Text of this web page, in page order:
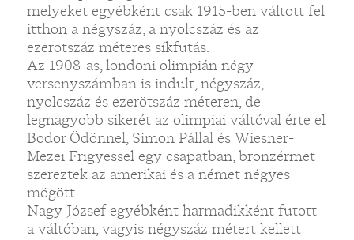
melyeket egyébként csak 1915-ben váltott fel
itthon a négyszáz, a nyolcszáz és az
ezerötszáz méteres síkfutás.
Az 1908-as, londoni olimpián négy
versenyszámban is indult, négyszáz,
nyolcszáz és ezerötszáz méteren, de
legnagyobb sikerét az olimpiai váltóval érte el
Bodor Ödönnel, Simon Pállal és Wiesner-
Mezei Frigyessel egy csapatban, bronzérmet
szereztek az amerikai és a német négyes
mögött.
Nagy József egyébként harmadikként futott
a váltóban, vagyis négyszáz métert kellett